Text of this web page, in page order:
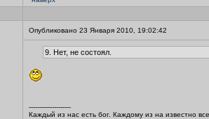
Опубликовано 23 Января 2010, 19:02:42
9. Нет, не состоял.
--------------------
Каждый из нас есть бог. Каждому из на известно